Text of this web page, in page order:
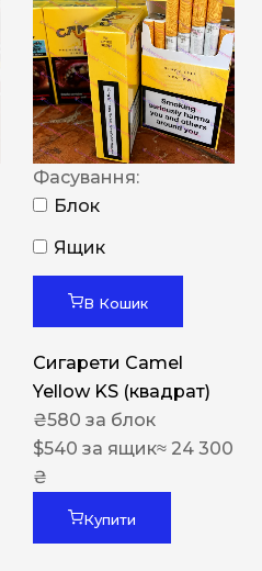
Фасування:
Блок
Ящик
В Кошик
Сигарети Camel
Yellow KS (квадрат)
₴580 за блок
$540 за ящик≈ 24 300
₴
Купити